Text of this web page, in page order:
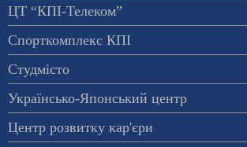
ЦТ “КПІ-Телеком”
Спорткомплекс КПІ
Студмісто
Українсько-Японський центр
Центр розвитку кар'єри